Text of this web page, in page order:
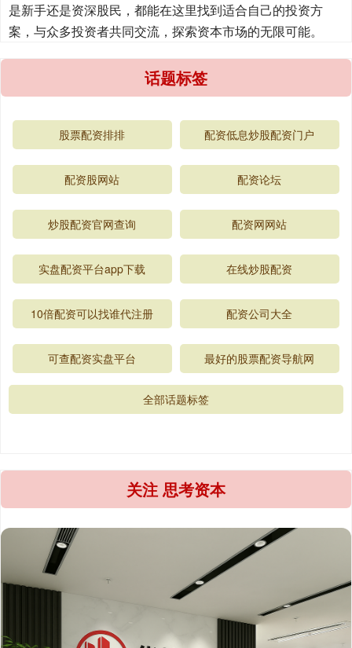
是新手还是资深股民，都能在这里找到适合自己的投资方
案，与众多投资者共同交流，探索资本市场的无限可能。
话题标签
股票配资排排 配资低息炒股配资门户
配资股网站 配资论坛
炒股配资官网查询 配资网网站
实盘配资平台app下载 在线炒股配资
10倍配资可以找谁代注册 配资公司大全
可查配资实盘平台 最好的股票配资导航网
全部话题标签
关注 思考资本